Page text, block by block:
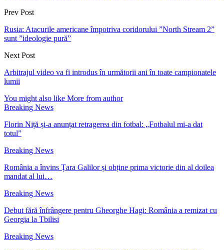
Prev Post
Rusia: Atacurile americane împotriva coridorului ”North Stream 2”
sunt ”ideologie pură”
Next Post
Arbitrajul video va fi introdus în următorii ani în toate campionatele
lumii
You might also like More from author
Breaking News
Florin Niță și-a anunțat retragerea din fotbal: „Fotbalul mi-a dat
totul”
Breaking News
România a învins Țara Galilor și obține prima victorie din al doilea
mandat al lui…
Breaking News
Debut fără înfrângere pentru Gheorghe Hagi: România a remizat cu
Georgia la Tbilisi
Breaking News